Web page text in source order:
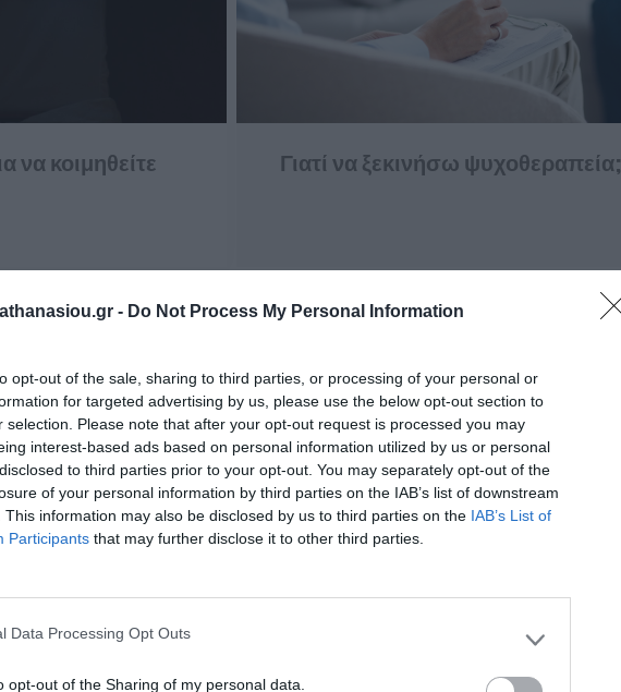
- Do Not Process My Personal Information
opt-out of the sale, sharing to third parties, or processing of your personal or
for targeted advertising by us, please use the below opt-out section to
selection. Please note that after your opt-out request is processed you may
interest-based ads based on personal information utilized by us or personal
to third parties prior to your opt-out. You may separately opt-out of the
of your personal information by third parties on the IAB’s list of downstream
This information may also be disclosed by us to third parties on the IAB’s List of
Participants that may further disclose it to other third parties.
Data Processing Opt Outs
opt-out of the Sharing of my personal data.
να κοιμηθείτε
Γιατί να ξεκινήσω ψυχοθεραπεία;